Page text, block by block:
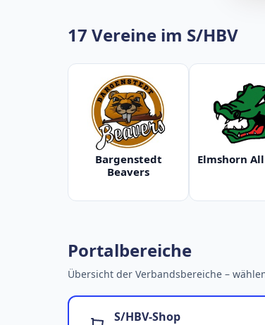
17 Vereine im S/HBV
Bargenstedt
Beavers
Elmshorn
Portalbereiche
Übersicht der Verbandsbereiche –
S/HBV-Shop